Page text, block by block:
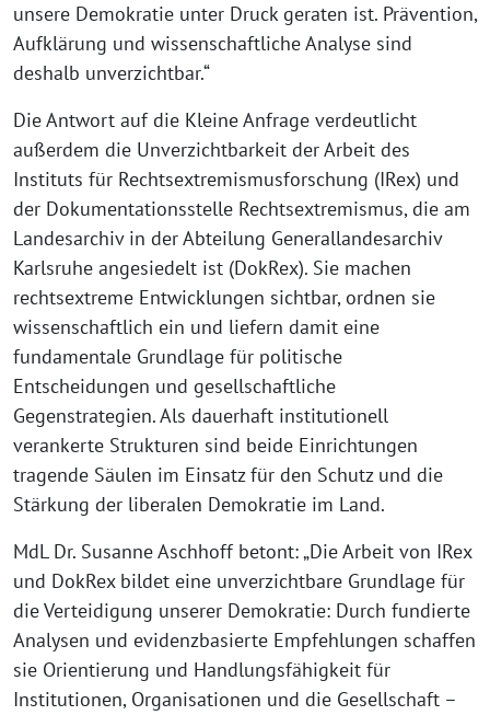
unsere Demokratie unter Druck geraten ist. Prävention,
Aufklärung und wissenschaftliche Analyse sind
deshalb unverzichtbar.“
Die Antwort auf die Kleine Anfrage verdeutlicht
außerdem die Unverzichtbarkeit der Arbeit des
Instituts für Rechtsextremismusforschung (IRex) und
der Dokumentationsstelle Rechtsextremismus, die am
Landesarchiv in der Abteilung Generallandesarchiv
Karlsruhe angesiedelt ist (DokRex). Sie machen
rechtsextreme Entwicklungen sichtbar, ordnen sie
wissenschaftlich ein und liefern damit eine
fundamentale Grundlage für politische
Entscheidungen und gesellschaftliche
Gegenstrategien. Als dauerhaft institutionell
verankerte Strukturen sind beide Einrichtungen
tragende Säulen im Einsatz für den Schutz und die
Stärkung der liberalen Demokratie im Land.
MdL Dr. Susanne Aschhoff betont: „Die Arbeit von IRex
und DokRex bildet eine unverzichtbare Grundlage für
die Verteidigung unserer Demokratie: Durch fundierte
Analysen und evidenzbasierte Empfehlungen schaffen
sie Orientierung und Handlungsfähigkeit für
Institutionen, Organisationen und die Gesellschaft –